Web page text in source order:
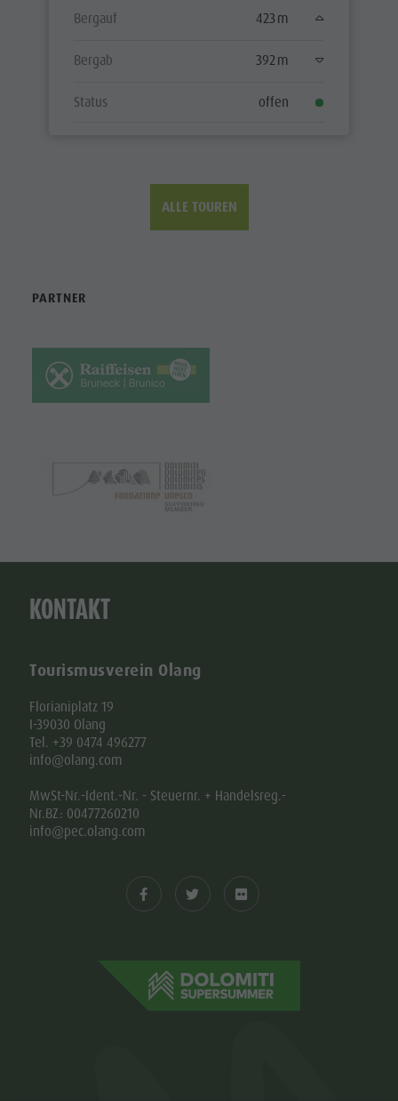
Bergauf 423 m
Bergab 392 m
Status offen
ALLE TOUREN
PARTNER
KONTAKT
Tourismusverein Olang
Florianiplatz 19
I-39030 Olang
Tel. +39 0474 496277
info@olang.com
MwSt-Nr.-Ident.-Nr. - Steuernr. + Handelsreg.-
Nr.BZ: 00477260210
info@pec.olang.com